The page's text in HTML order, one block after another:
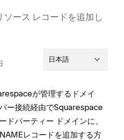
ース レコ⁠ードを追加し
日本語
が管理するドメイ
ー接続経由でSquarespace
ドパ⁠ーテ⁠ィ⁠ー ドメインに⁠、
レコ⁠ードを追加する方